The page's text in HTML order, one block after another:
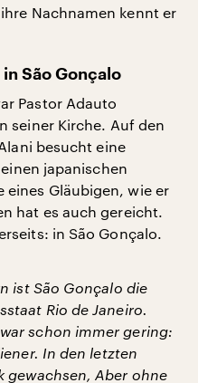
Nachnamen kennt er
São Gonçalo
Pastor Adauto
seiner Kirche. Auf den
besucht eine
japanischen
eines Gläubigen, wie er
hat es auch gereicht.
in São Gonçalo.
ist São Gonçalo die
Rio de Janeiro.
schon immer gering:
In den letzten
gewachsen, Aber ohne